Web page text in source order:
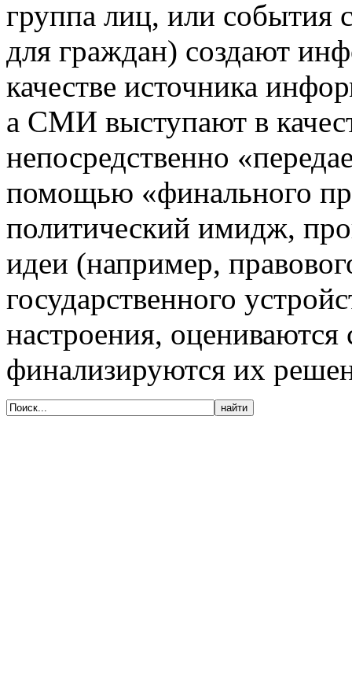
группа лиц, или события
для граждан) создают
качестве источника
а СМИ выступают в
непосредственно
помощью «финального
политический имидж,
идеи (например,
государственного
настроения,
финализируются их